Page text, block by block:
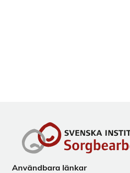
Användbara länkar